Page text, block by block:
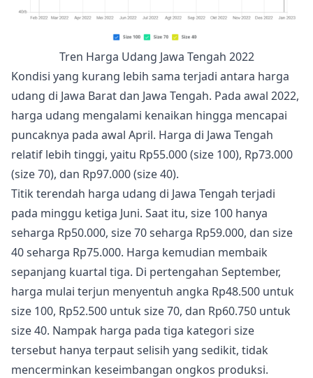
Tren Harga Udang Jawa Tengah 2022
Kondisi yang kurang lebih sama terjadi antara harga
udang di Jawa Barat dan Jawa Tengah. Pada awal 2022,
harga udang mengalami kenaikan hingga mencapai
puncaknya pada awal April. Harga di Jawa Tengah
relatif lebih tinggi, yaitu Rp55.000 (size 100), Rp73.000
(size 70), dan Rp97.000 (size 40).
Titik terendah harga udang di Jawa Tengah terjadi
pada minggu ketiga Juni. Saat itu, size 100 hanya
seharga Rp50.000, size 70 seharga Rp59.000, dan size
40 seharga Rp75.000. Harga kemudian membaik
sepanjang kuartal tiga. Di pertengahan September,
harga mulai terjun menyentuh angka Rp48.500 untuk
size 100, Rp52.500 untuk size 70, dan Rp60.750 untuk
size 40. Nampak harga pada tiga kategori size
tersebut hanya terpaut selisih yang sedikit, tidak
mencerminkan keseimbangan ongkos produksi.